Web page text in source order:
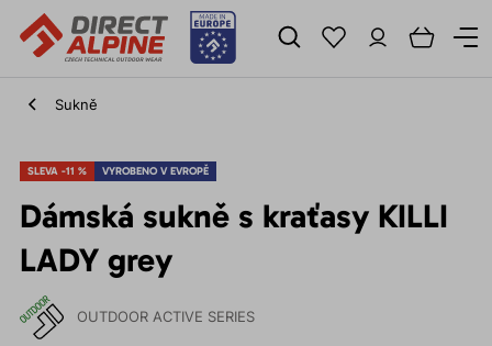
Sukně
SLEVA -11 % VYROBENO V EVROPĚ
Dámská sukně s kraťasy KILLI
LADY grey
OUTDOOR ACTIVE SERIES